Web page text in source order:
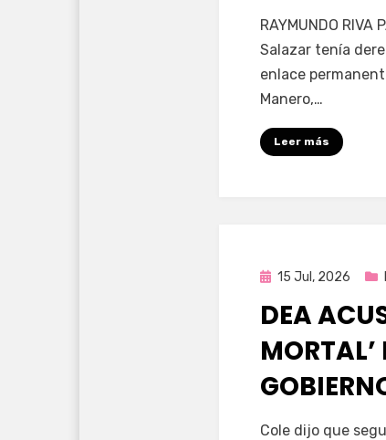
porFernando
RAYMUNDO
Salazar tenía
enlace
Manero,…
Leer más
Publicada
15 Jul, 2026
DEA
MORTAL’
porFernando
Cole dijo que